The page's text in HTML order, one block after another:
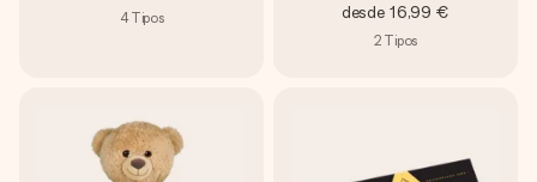
4Tipos desde 16,99 €
2 Tipos